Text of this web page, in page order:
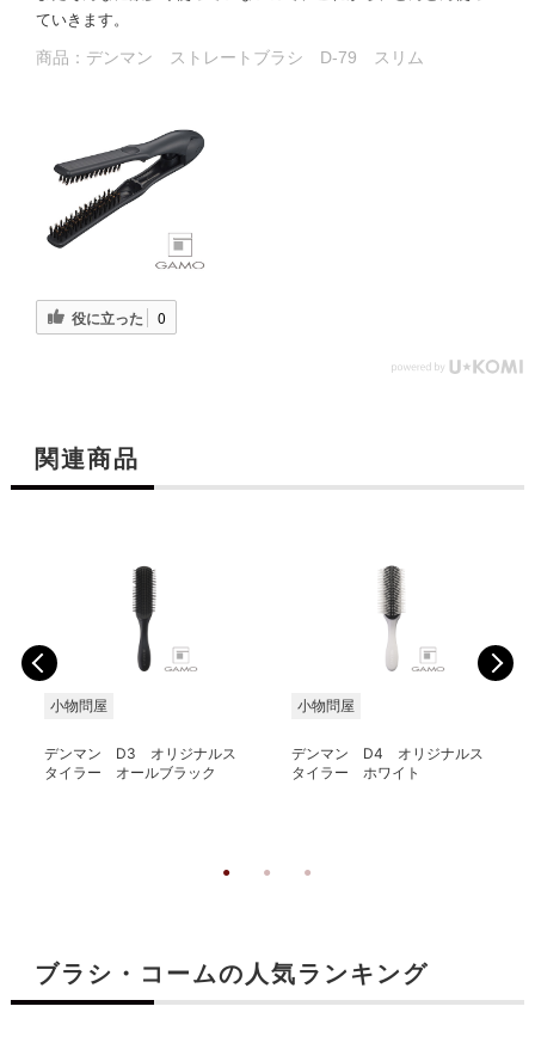
ていきます。
商品： デンマン ストレートブラシ D-79 スリム
役に立った 0
関連商品
小物問屋
デンマン D3 オリジナルス
タイラー オールブラック
小物問屋
デンマン D4 オリジナルス
タイラー ホワイト
ブラシ・コームの人気ランキング